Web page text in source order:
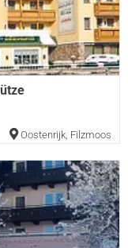
Oostenrijk Filzmoos